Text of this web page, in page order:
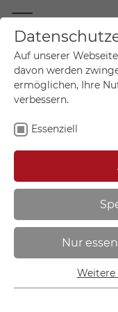
Mein Konto
Mein
Sie sind hier: Start
mit GHS-
Auf unserer
davon werden
ermöglichen, Ihre
verbessern.
Essenziell
Nur
Essenziell
Essenzielle